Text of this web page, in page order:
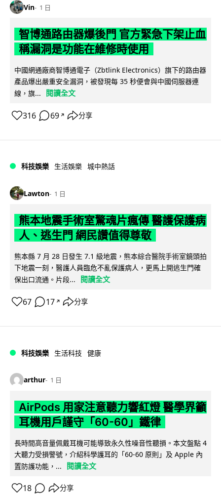
Vin 1 日
智博通路由器爆後門 官方緊急下架止血
稱漏洞是功能在維修時使用
中國網通廠商智博通電子（Zbtlink Electronics）旗下的路由器
產品爆出嚴重安全漏洞，被發現每 35 秒便會與中國伺服器連
線，旗...
閱讀全文
316 69 ↗ 分享
科技娛樂 生活娛樂 城中熱話
Lawton 1 日
熊本地震手術室驚魂片瘋傳 醫護保護病
人、逃生門 網民讚值得尊敬
熊本縣 7 月 28 日發生 7.1 級地震，熊本綜合醫院手術室鏡頭拍
下地震一刻，醫護人員臨危不亂保護病人，更馬上開逃生門確
保出口流通。片段...
閱讀全文
67 17 ↗ 分享
科技娛樂 生活科技 健康
arthur 1 日
AirPods 用家注意聽力響紅燈 醫學界籲
耳機用戶謹守「60-60」鐵律
長時間高音量佩戴耳機可能導致永久性噪音性聽損。本文盤點 4
大聽力受損警號，介紹科學護耳的「60-60 原則」及 Apple 內
置防護功能，...
閱讀全文
18 分享